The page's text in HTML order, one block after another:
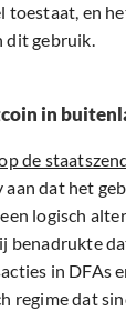
toestaat, en
dit gebruik.
in
de
aan dat het
logisch
benadrukte
in DFAs
regime dat